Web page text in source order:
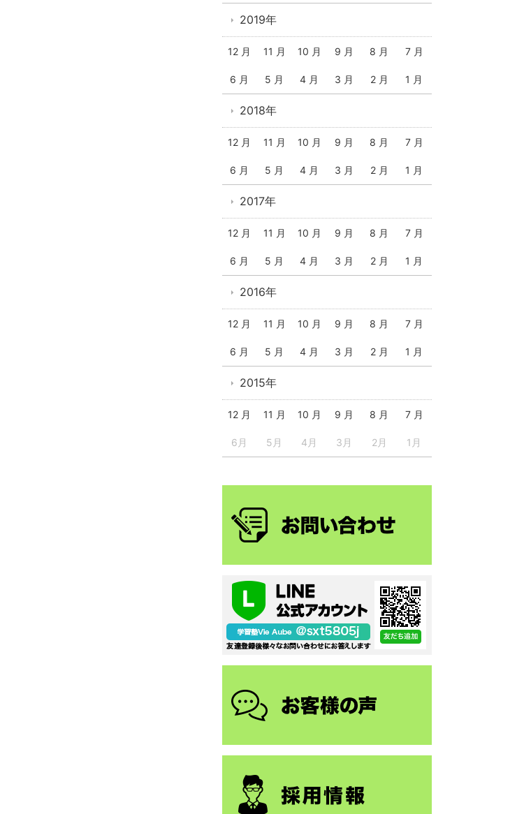
2019年
12 月 11 月 10 月 9 月 8 月 7 月
6 月 5 月 4 月 3 月 2 月 1 月
2018年
12 月 11 月 10 月 9 月 8 月 7 月
6 月 5 月 4 月 3 月 2 月 1 月
2017年
12 月 11 月 10 月 9 月 8 月 7 月
6 月 5 月 4 月 3 月 2 月 1 月
2016年
12 月 11 月 10 月 9 月 8 月 7 月
6 月 5 月 4 月 3 月 2 月 1 月
2015年
12 月 11 月 10 月 9 月 8 月 7 月
6月 5月 4月 3月 2月 1月